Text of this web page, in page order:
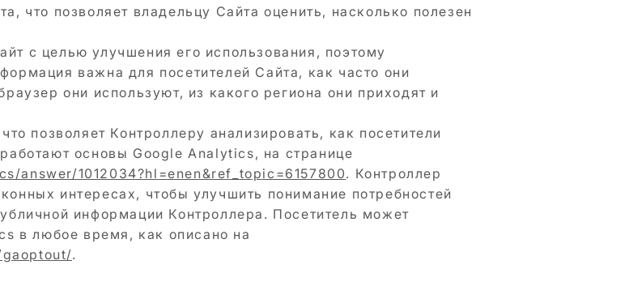
что позволяет владельцу Сайта оценить, насколько полезен
с целью улучшения его использования, поэтому
важна для посетителей Сайта, как часто они
они используют, из какого региона они приходят и
позволяет Контроллеру анализировать, как посетители
основы Google Analytics, на странице
answer/1012034?hl=enen&ref_topic=6157800. Контроллер
интересах, чтобы улучшить понимание потребностей
информации Контроллера. Посетитель может
в любое время, как описано на
.